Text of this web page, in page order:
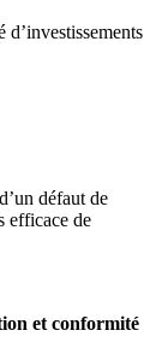
défaut de
efficace de
et conformité